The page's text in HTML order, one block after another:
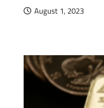
August 1, 2023